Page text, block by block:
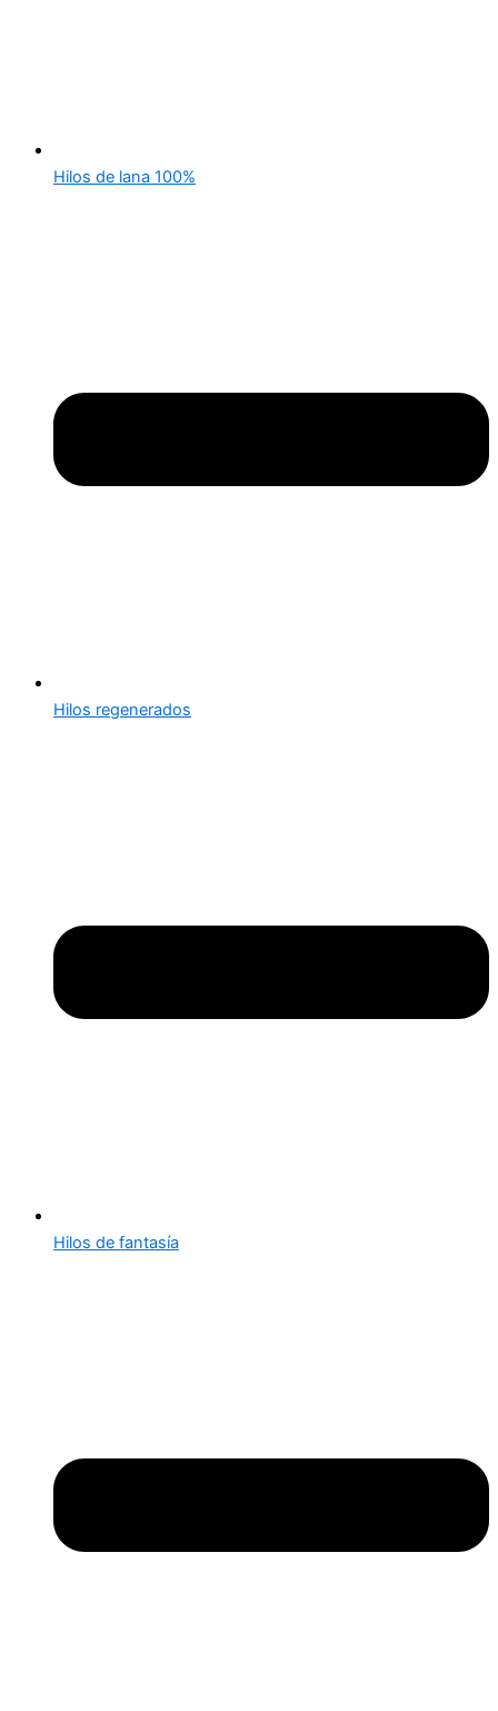
Hilos de lana 100%
Hilos regenerados
Hilos de fantasía